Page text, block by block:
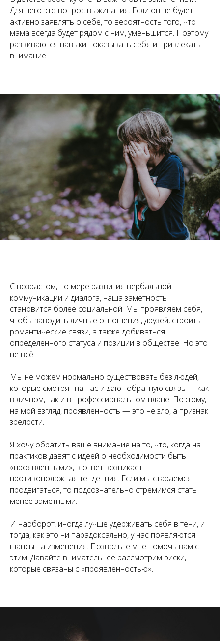
Для него это вопрос выживания. Если он не будет
активно заявлять о себе, то вероятность того, что
мама всегда будет рядом с ним, уменьшится. Поэтому
развиваются навыки показывать себя и привлекать
внимание.
С возрастом, по мере развития вербальной
коммуникации и диалога, наша заметность
становится более социальной. Мы проявляем себя,
чтобы заводить личные отношения, друзей, строить
романтические связи, а также добиваться
определенного статуса и позиции в обществе. Но это
не всё.
Мы не можем нормально существовать без людей,
которые смотрят на нас и дают обратную связь — как
в личном, так и в профессиональном плане. Поэтому,
на мой взгляд, проявленность — это не зло, а признак
зрелости.
Я хочу обратить ваше внимание на то, что, когда на
практиков давят с идеей о необходимости быть
«проявленными», в ответ возникает
противоположная тенденция. Если мы стараемся
продвигаться, то подсознательно стремимся стать
менее заметными.
И наоборот, иногда лучше удерживать себя в тени, и
тогда, как это ни парадоксально, у нас появляются
шансы на изменения. Позвольте мне помочь вам с
этим. Давайте внимательнее рассмотрим риски,
которые связаны с «проявленностью».